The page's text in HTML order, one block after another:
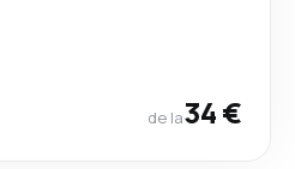
de la34 €